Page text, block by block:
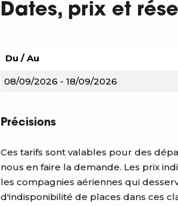
Dates, prix et
Du / Au
08/09/2026 - 18/09/2026
Précisions
Ces tarifs sont valables pour des
nous en faire la demande. Les prix
les compagnies aériennes qui
d'indisponibilité de places dans ces